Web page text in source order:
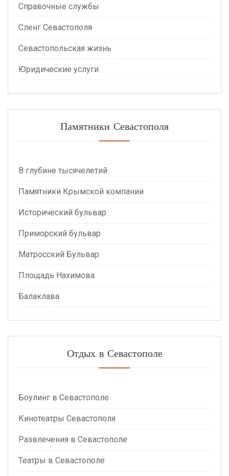
Справочные службы
Сленг Севастополя
Севастопольская жизнь
Юридические услуги
Памятники Севастополя
В глубине тысячелетий
Памятники Крымской компании
Исторический бульвар
Приморский бульвар
Матросский Бульвар
Площадь Нахимова
Балаклава
Отдых в Севастополе
Боулинг в Севастополе
Кинотеатры Севастополя
Развлечения в Севастополе
Театры в Севастополе